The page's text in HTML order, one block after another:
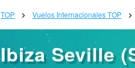
TOP Vuelos Internacionales TOP
Ibiza Seville